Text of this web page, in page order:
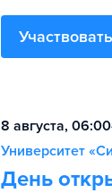
Участвовать
8 августа,
Университет
День